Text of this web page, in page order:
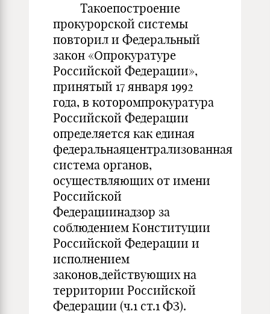
Такоепостроение
прокурорской системы
повторил и Федеральный
закон «Опрокуратуре
Российской Федерации»,
принятый 17 января 1992
года, в которомпрокуратура
Российской Федерации
определяется как единая
федеральнаяцентрализованная
система органов,
осуществляющих от имени
Российской
Федерациинадзор за
соблюдением Конституции
Российской Федерации и
исполнением
законов,действующих на
территории Российской
Федерации (ч.1 ст.1 ФЗ).